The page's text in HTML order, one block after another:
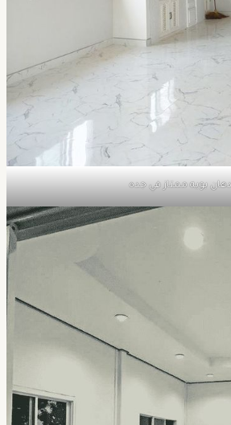
بويه ممتاز في جده